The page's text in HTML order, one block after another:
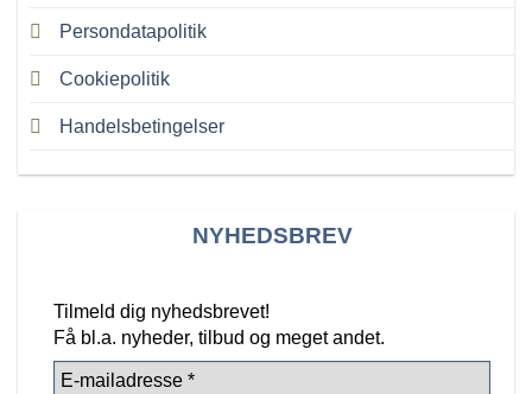
Persondatapolitik
Cookiepolitik
Handelsbetingelser
NYHEDSBREV
Tilmeld dig nyhedsbrevet!
Få bl.a. nyheder, tilbud og meget andet.